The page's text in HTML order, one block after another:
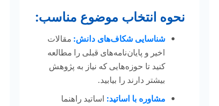
نحوه انتخاب موضوع مناسب:
شناسایی شکاف‌های دانش: مقالات
اخیر و پایان‌نامه‌های قبلی را مطالعه
کنید تا حوزه‌هایی که نیاز به پژوهش
بیشتر دارند را بیابید.
مشاوره با اساتید: اساتید راهنما